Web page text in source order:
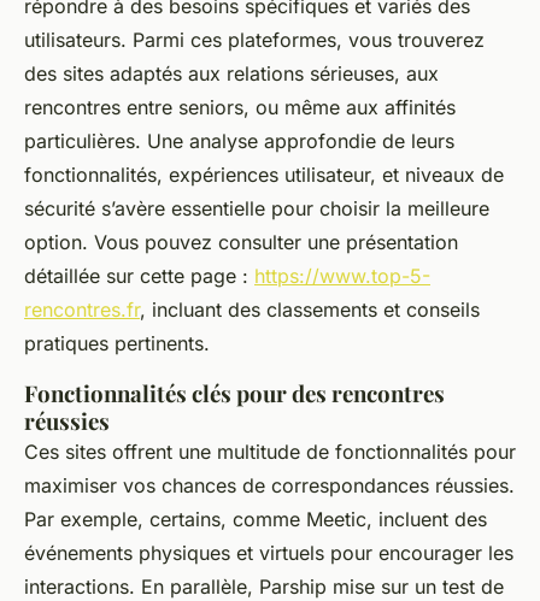
répondre à des besoins spécifiques et variés des
utilisateurs. Parmi ces plateformes, vous trouverez
des sites adaptés aux relations sérieuses, aux
rencontres entre seniors, ou même aux affinités
particulières. Une analyse approfondie de leurs
fonctionnalités, expériences utilisateur, et niveaux de
sécurité s’avère essentielle pour choisir la meilleure
option. Vous pouvez consulter une présentation
détaillée sur cette page : https://www.top-5-
rencontres.fr, incluant des classements et conseils
pratiques pertinents.
Fonctionnalités clés pour des rencontres
réussies
Ces sites offrent une multitude de fonctionnalités pour
maximiser vos chances de correspondances réussies.
Par exemple, certains, comme Meetic, incluent des
événements physiques et virtuels pour encourager les
interactions. En parallèle, Parship mise sur un test de